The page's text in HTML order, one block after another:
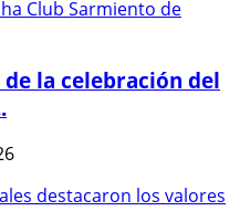
la celebración del